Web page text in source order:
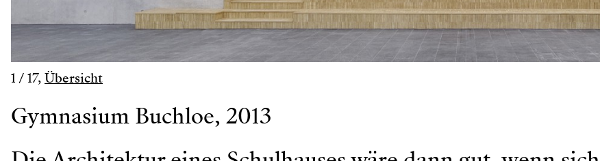
1/17,Übersicht
Gymnasium Buchloe, 2013